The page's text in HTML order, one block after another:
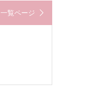
一覧ページ